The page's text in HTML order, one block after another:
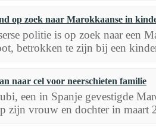
op zoek naar Marokkaanse in
politie is op zoek naar een
betrokken te zijn bij een
naar cel voor neerschieten familie
een in Spanje gevestigde
zijn vrouw en dochter in maart